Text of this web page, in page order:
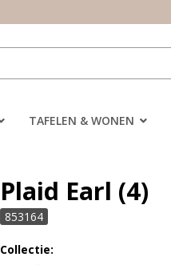
TAFELEN & WONEN
Plaid Earl (4)
853164
Collectie: